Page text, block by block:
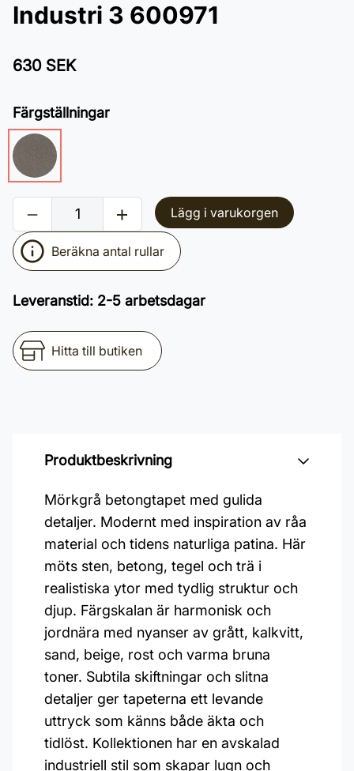
Industri 3 600971
630 SEK
Färgställningar
Lägg i varukorgen
Beräkna antal rullar
Leveranstid: 2-5 arbetsdagar
Hitta till butiken
Produktbeskrivning
Mörkgrå betongtapet med gulida
detaljer. Modernt med inspiration av råa
material och tidens naturliga patina. Här
möts sten, betong, tegel och trä i
realistiska ytor med tydlig struktur och
djup. Färgskalan är harmonisk och
jordnära med nyanser av grått, kalkvitt,
sand, beige, rost och varma bruna
toner. Subtila skiftningar och slitna
detaljer ger tapeterna ett levande
uttryck som känns både äkta och
tidlöst. Kollektionen har en avskalad
industriell stil som skapar lugn och